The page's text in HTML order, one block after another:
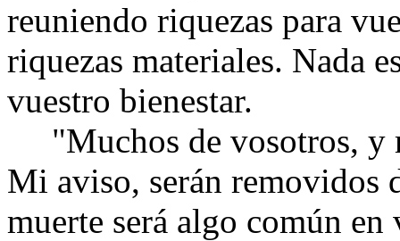
reuniendo riquezas para
riquezas materiales. Nada
vuestro bienestar.
"Muchos de vosotros, y
Mi aviso, serán removidos
muerte será algo común en